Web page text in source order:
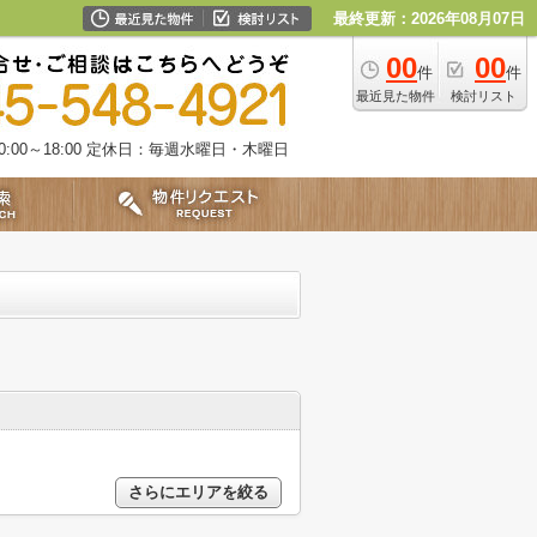
最終更新：2026年08月07日
00件
最近見た物件
00件
検討リスト
～18:00 定休日：毎週水曜日・木曜日
さらにエリアを絞る